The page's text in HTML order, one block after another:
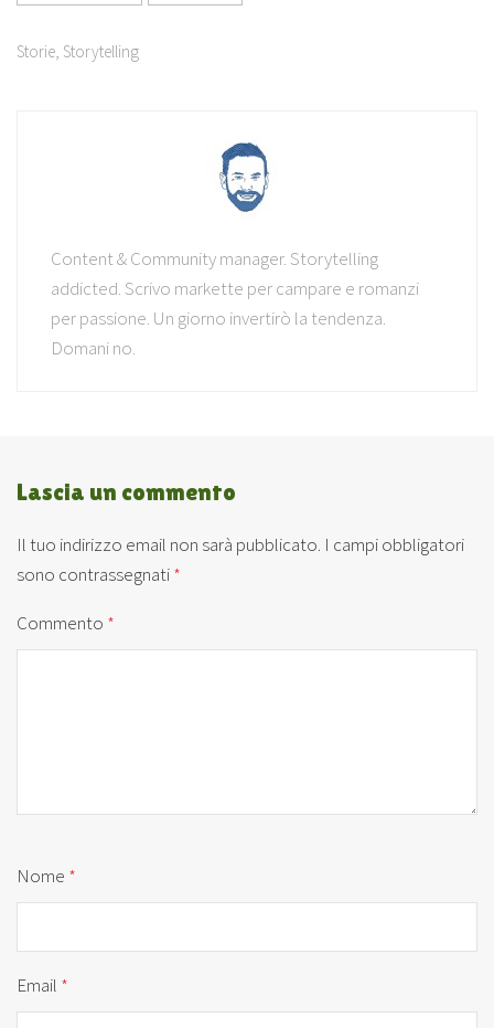
Storie, Storytelling
Content & Community manager. Storytelling
addicted. Scrivo markette per campare e romanzi
per passione. Un giorno invertirò la tendenza.
Domani no.
Lascia un commento
Il tuo indirizzo email non sarà pubblicato. I campi obbligatori
sono contrassegnati*
Commento *
Nome *
Email *